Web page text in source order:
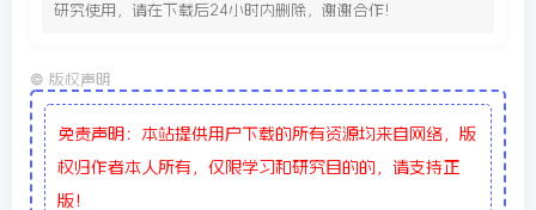
研究使用，请在下载后24小时内删除，谢谢合作!
© 版权声明
免责声明：本站提供用户下载的所有资源均来自网络，版
权归作者本人所有，仅限学习和研究目的的，请支持正
版！